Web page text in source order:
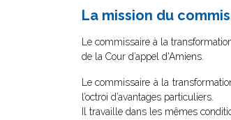
La mission du
Le commissaire à la
de la Cour d’appel d'Amiens.
Le commissaire à la
l’octroi d’avantages particuliers.
Il travaille dans les mêmes